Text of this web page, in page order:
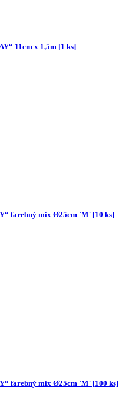
11cm x 1,5m [1 ks]
farebný mix Ø25cm `M` [10 ks]
farebný mix Ø25cm `M` [100 ks]